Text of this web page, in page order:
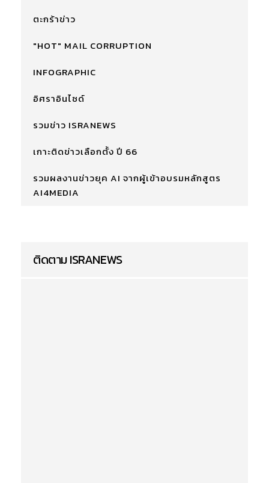
ตะกร้าข่าว
"HOT" MAIL CORRUPTION
INFOGRAPHIC
อิศราอินไซด์
รวมข่าว ISRANEWS
เกาะติดข่าวเลือกตั้ง ปี 66
รวมผลงานข่าวยุค AI จากผู้เข้าอบรมหลักสูตร
AI4MEDIA
ติดตาม ISRANEWS